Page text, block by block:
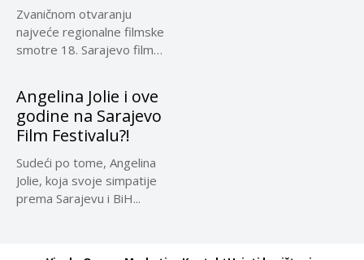
Zvaničnom otvaranju
najveće regionalne filmske
smotre 18. Sarajevo film
Angelina Jolie i ove
godine na Sarajevo
Film Festivalu?!
Sudeći po tome, Angelina
Jolie, koja svoje simpatije
prema Sarajevu i BiH...